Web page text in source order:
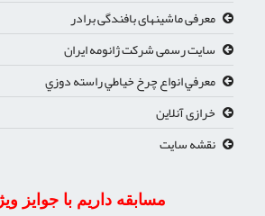
معرفی ماشینهای بافندگی برادر
سایت رسمی شرکت ژانومه ایران
معرفي انواع چرخ خياطي راسته دوزي
خرازی آنلاین
نقشه سایت
مسابقه داریم با جوایز ویژه: